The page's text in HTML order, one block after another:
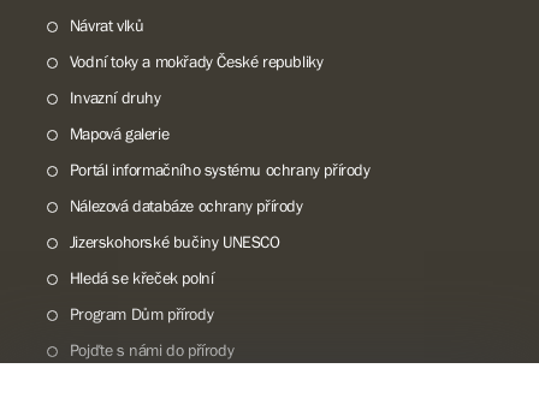
Návrat vlků
Vodní toky a mokřady České republiky
Invazní druhy
Mapová galerie
Portál informačního systému ochrany přírody
Nálezová databáze ochrany přírody
Jizerskohorské bučiny UNESCO
Hledá se křeček polní
Program Dům přírody
Pojďte s námi do přírody